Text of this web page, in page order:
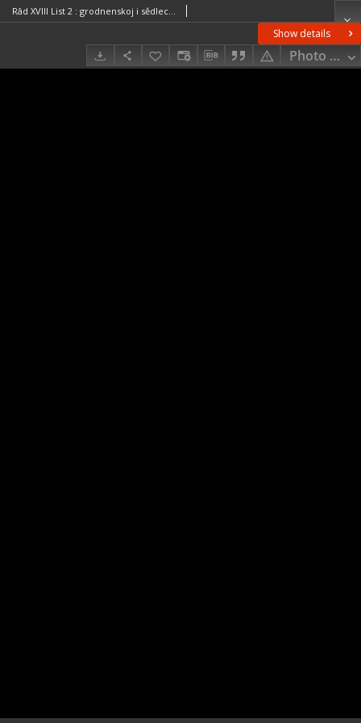
Show details
Photo
Râd XVIII List 2 : grodnenskoj i sědleckoj g.